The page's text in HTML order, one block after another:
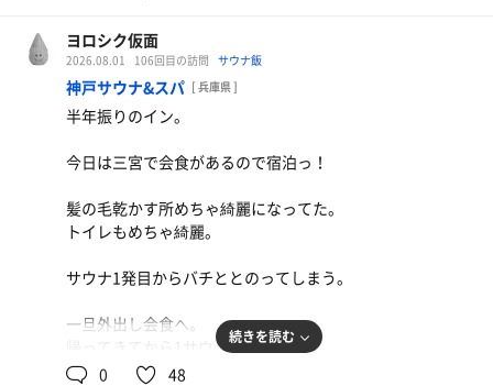
牛丼並とたまご
久々にやってもうた
やっぱりここはリフレッシュ力が別格。
脳みそを一度再起動して、キャッシュまで消してくれる感
じ。
最近はどこもカプセル料金が値上がりしてる中、朝食付き
おかげさまで充電100％になりました✨
ヨロシク仮面
2026.08.01 106回目の訪問 サウナ飯
神戸サウナ&スパ [ 兵庫県 ]
半年振りのイン。
今日は三宮で会食があるので宿泊っ！
髪の毛乾かす所めちゃ綺麗になってた。
トイレもめちゃ綺麗。
サウナ1発目からバチととのってしまう。
一旦外出し会食へ。
帰ってきてから1サウナ。
30分寝落ち。
続きを読む
0 48